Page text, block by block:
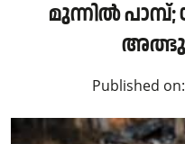
മുന്നിൽ പാമ്പ്;
Published on: